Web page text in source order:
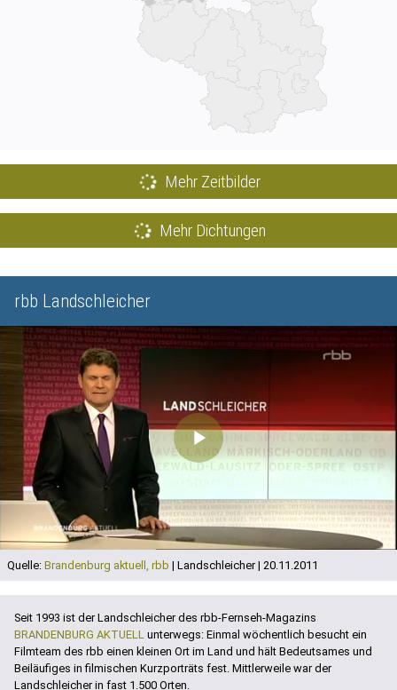
Mehr Zeitbilder
Mehr Dichtungen
rbb Landschleicher
Play
Video
Quelle: Brandenburg aktuell, rbb | Landschleicher | 20.11.2011
Seit 1993 ist der Landschleicher des rbb-Fernseh-Magazins
BRANDENBURG AKTUELL unterwegs: Einmal wöchentlich besucht ein
Filmteam des rbb einen kleinen Ort im Land und hält Bedeutsames und
Beiläufiges in filmischen Kurzporträts fest. Mittlerweile war der
Landschleicher in fast 1.500 Orten.